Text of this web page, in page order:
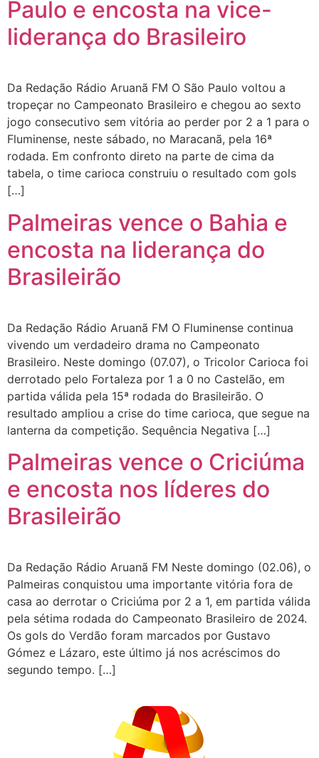
Paulo e encosta na vice-
liderança do Brasileiro
Da Redação Rádio Aruanã FM O São Paulo voltou a
tropeçar no Campeonato Brasileiro e chegou ao sexto
jogo consecutivo sem vitória ao perder por 2 a 1 para o
Fluminense, neste sábado, no Maracanã, pela 16ª
rodada. Em confronto direto na parte de cima da
tabela, o time carioca construiu o resultado com gols
[…]
Palmeiras vence o Bahia e
encosta na liderança do
Brasileirão
Da Redação Rádio Aruanã FM O Fluminense continua
vivendo um verdadeiro drama no Campeonato
Brasileiro. Neste domingo (07.07), o Tricolor Carioca foi
derrotado pelo Fortaleza por 1 a 0 no Castelão, em
partida válida pela 15ª rodada do Brasileirão. O
resultado ampliou a crise do time carioca, que segue na
lanterna da competição. Sequência Negativa […]
Palmeiras vence o Criciúma
e encosta nos líderes do
Brasileirão
Da Redação Rádio Aruanã FM Neste domingo (02.06), o
Palmeiras conquistou uma importante vitória fora de
casa ao derrotar o Criciúma por 2 a 1, em partida válida
pela sétima rodada do Campeonato Brasileiro de 2024.
Os gols do Verdão foram marcados por Gustavo
Gómez e Lázaro, este último já nos acréscimos do
segundo tempo. […]